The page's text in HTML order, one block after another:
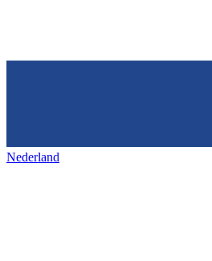
Nederland